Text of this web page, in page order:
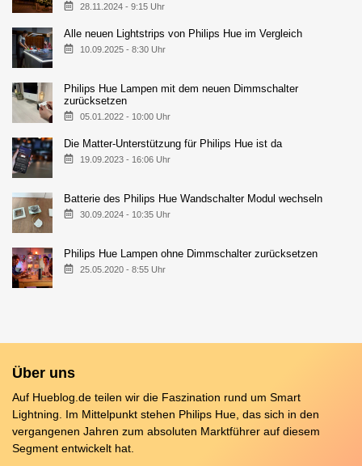
28.11.2024 - 9:15 Uhr
Alle neuen Lightstrips von Philips Hue im Vergleich
10.09.2025 - 8:30 Uhr
Philips Hue Lampen mit dem neuen Dimmschalter
zurücksetzen
05.01.2022 - 10:00 Uhr
Die Matter-Unterstützung für Philips Hue ist da
19.09.2023 - 16:06 Uhr
Batterie des Philips Hue Wandschalter Modul wechseln
30.09.2024 - 10:35 Uhr
Philips Hue Lampen ohne Dimmschalter zurücksetzen
25.05.2020 - 8:55 Uhr
Über uns
Auf Hueblog.de teilen wir die Faszination rund um Smart
Lightning. Im Mittelpunkt stehen Philips Hue, das sich in den
vergangenen Jahren zum absoluten Marktführer auf diesem
Segment entwickelt hat.